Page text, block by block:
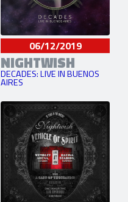
06/12/2019
NIGHTWISH
DECADES: LIVE IN BUENOS
AIRES